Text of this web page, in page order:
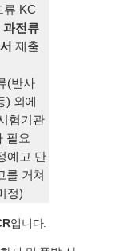
류 KC
과전류
제출
(반사
) 외에
험기관
필요
예고 단
를 거쳐
정)
입니다.